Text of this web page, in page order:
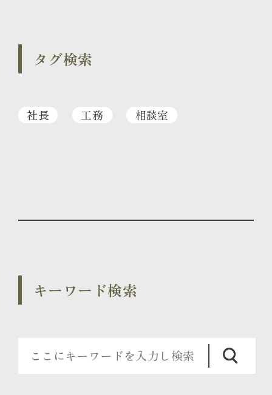
タグ検索
社長 工務 相談室
キーワード検索